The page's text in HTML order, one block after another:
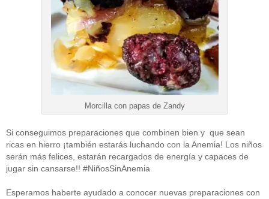
Morcilla con papas de Zandy
Si conseguimos preparaciones que combinen bien y que sean
ricas en hierro ¡también estarás luchando con la Anemia! Los niños
serán más felices, estarán recargados de energía y capaces de
jugar sin cansarse!! #NiñosSinAnemia
Esperamos haberte ayudado a conocer nuevas preparaciones con